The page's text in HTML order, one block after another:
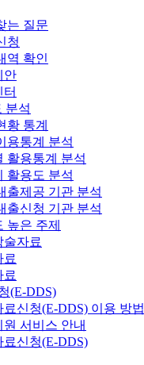
는 질문
청
역 확인
안
터
분석
황 통계
용통계 분석
활용통계 분석
활용도 분석
출제공 기관 분석
출신청 기관 분석
높은 주제
술자료
료
료
(E-DDS)
료신청(E-DDS) 이용 방법
원 서비스 안내
료신청(E-DDS)